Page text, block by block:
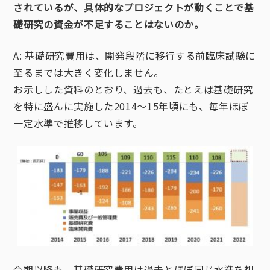
されているが、具体的なプロジェクトが動くことで基
礎研究の資金が不足することはないのか。
A: 基礎研究費用は、開発段階に移行する前臨床試験に
至るまでは大きく変化しません。
お示しした資料のとおり、過去も、たとえば基礎研究
を特に盛んに実施した2014〜15年頃にも、毎年ほぼ
一定水準で推移しています。